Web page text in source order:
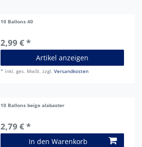
10 Ballons 40
2,99 € *
Artikel anzeigen
* inkl. ges. MwSt. zzgl.Versandkosten
10 Ballons beige alabaster
2,79 € *
In den Warenkorb